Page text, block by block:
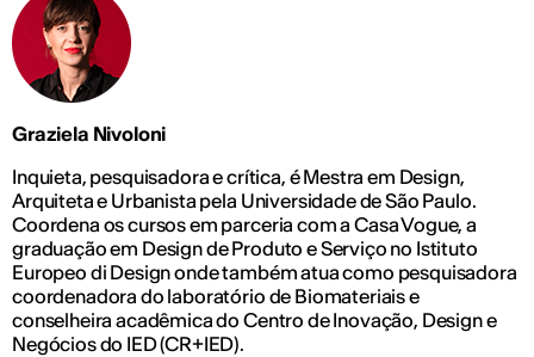
Graziela Nivoloni
Inquieta, pesquisadora e crítica, é Mestra em Design,
Arquiteta e Urbanista pela Universidade de São Paulo.
Coordena os cursos em parceria com a Casa Vogue, a
graduação em Design de Produto e Serviço no Istituto
Europeo di Design onde também atua como pesquisadora
coordenadora do laboratório de Biomateriais e
conselheira acadêmica do Centro de Inovação, Design e
Negócios do IED (CR+IED).